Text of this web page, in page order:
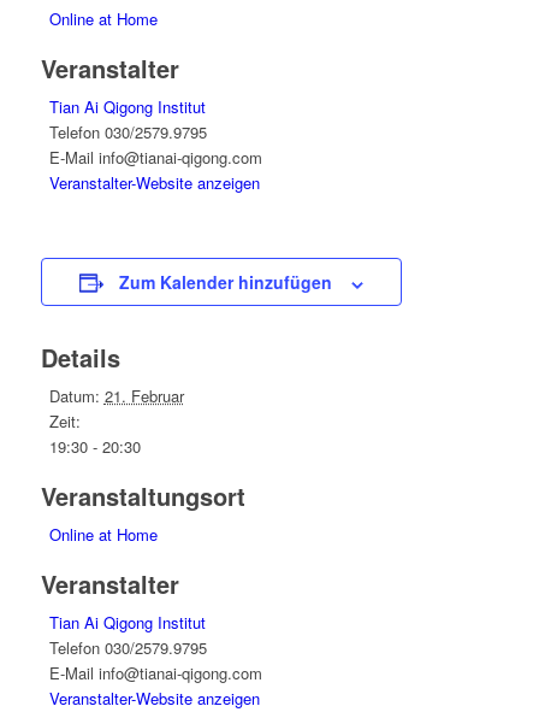
Online at Home
Veranstalter
Tian Ai Qigong Institut
Telefon 030/2579.9795
E-Mail info@tianai-qigong.com
Veranstalter-Website anzeigen
Zum Kalender hinzufügen
Details
Datum: 21. Februar
Zeit:
19:30 - 20:30
Veranstaltungsort
Online at Home
Veranstalter
Tian Ai Qigong Institut
Telefon 030/2579.9795
E-Mail info@tianai-qigong.com
Veranstalter-Website anzeigen